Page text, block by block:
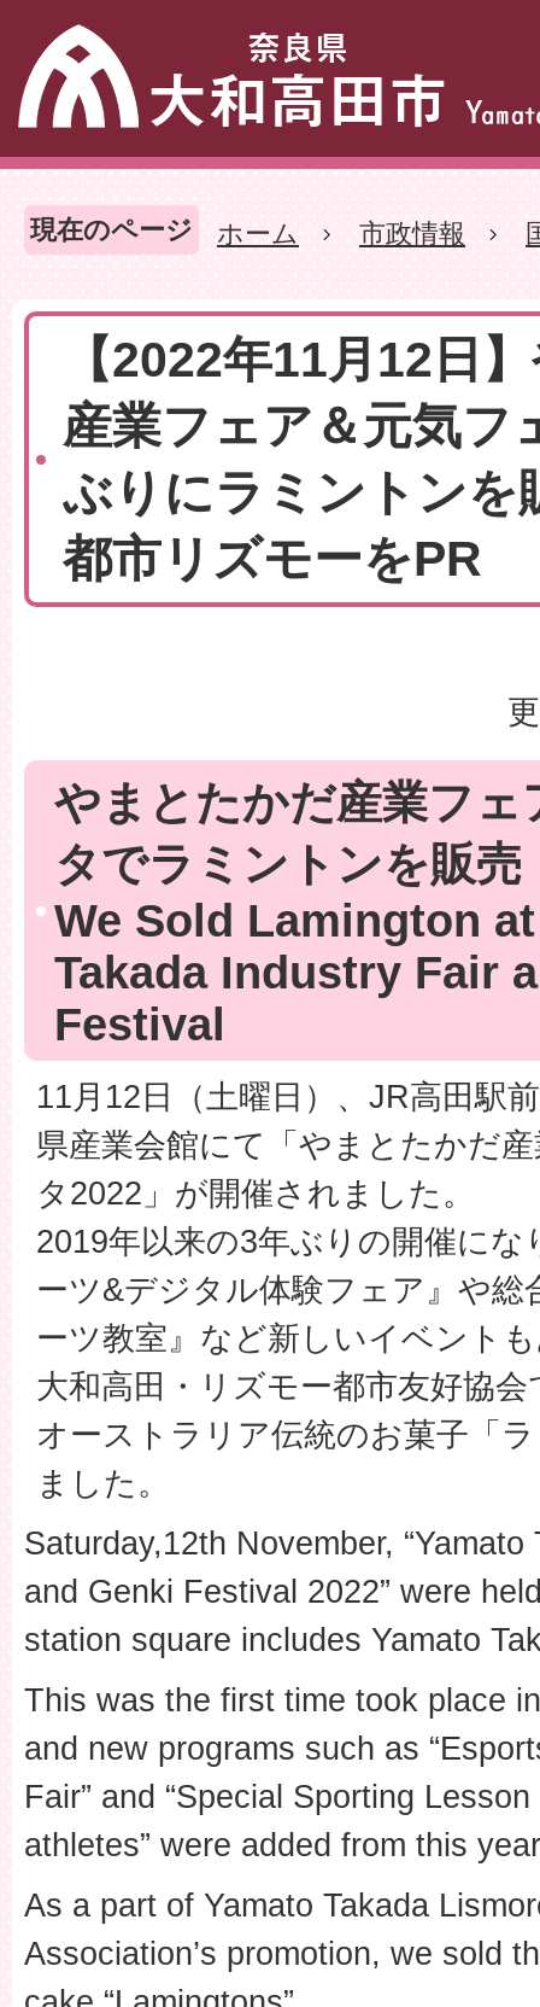
現在のページ ホーム 市政情報
【2022年11月12日
産業フェア＆元気フ
ぶりにラミントンを
都市リズモーをPR
やまとたかだ産業フェ
タでラミントンを販売
We Sold Lamington
Takada Industry Fair
Festival
11月12日（土曜日）、JR高田駅
県産業会館にて「やまとたかだ
タ2022」が開催されました。
2019年以来の3年ぶりの開催にな
ーツ&デジタル体験フェア』や総
ーツ教室』など新しいイベント
大和高田・リズモー都市友好協
オーストラリア伝統のお菓子「
ました。
Saturday,12th November,
and Genki Festival 2022” were
station square includes Yamato
This was the first time took place
and new programs such as
Fair” and “Special Sporting
athletes” were added from this
As a part of Yamato Takada
Association’s promotion, we sold